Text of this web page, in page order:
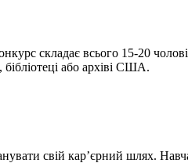
складає всього 15-20
або архіві США.
свій кар’єрний шлях.